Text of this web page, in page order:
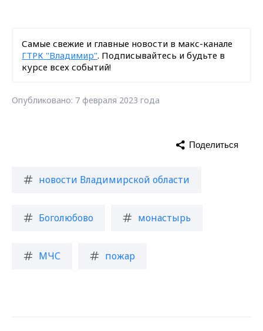
Самые свежие и главные новости в макс-канале
ГТРК "Владимир". Подписывайтесь и будьте в
курсе всех событий!
Опубликовано: 7 февраля 2023 года
новости Владимирской области
Боголюбово монастырь
МЧС пожар
Поделиться